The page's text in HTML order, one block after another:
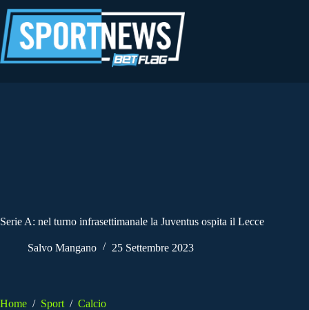
al
contenuto
Serie A: nel turno infrasettimanale la Juventus ospita il Lecce
Salvo Mangano 25 Settembre 2023
Home / Sport / Calcio